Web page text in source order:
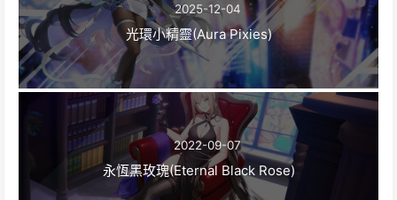
2025-12-04
光環小精靈(Aura Pixies)
2022-09-07
永恆黑玫瑰(Eternal Black Rose)